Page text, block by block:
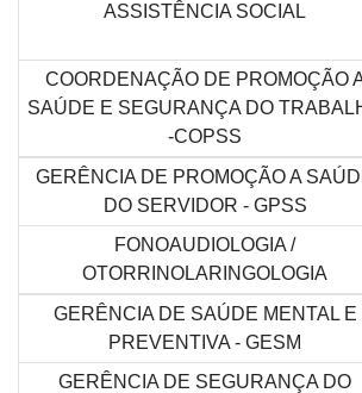
ASSISTÊNCIA SOCIAL
COORDENAÇÃO DE PROMOÇÃO
SAÚDE E SEGURANÇA DO
-COPSS
GERÊNCIA DE PROMOÇÃO A
DO SERVIDOR - GPSS
FONOAUDIOLOGIA /
OTORRINOLARINGOLOGIA
GERÊNCIA DE SAÚDE MENTAL E
PREVENTIVA - GESM
GERÊNCIA DE SEGURANÇA DO